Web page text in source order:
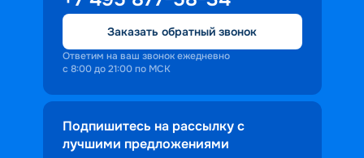
Заказать обратный звонок
Ответим на ваш звонок ежедневно
с 8:00 до 21:00 по МСК
Подпишитесь на рассылку с
лучшими предложениями